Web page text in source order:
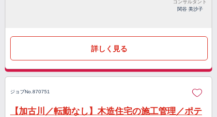
コンサルタント
関谷 美沙子
詳しく見る
ジョブNo.870751
【加古川／転勤なし】木造住宅の施工管理／ポテ